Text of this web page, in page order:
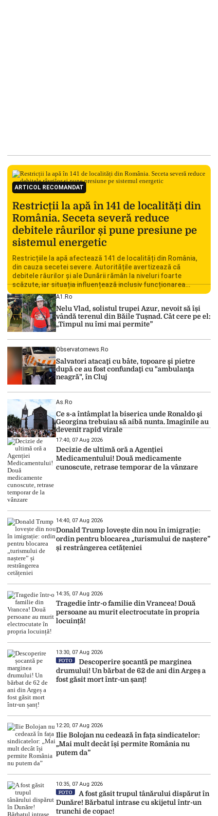
ARTICOL RECOMANDAT
Restricții la apă în 141 de localități din
România. Seceta severă reduce
debitele râurilor și pune presiune pe
sistemul energetic
Restricțiile la apă afectează 141 de localități din România,
din cauza secetei severe. Autoritățile avertizează că
debitele râurilor și ale Dunării rămân la niveluri foarte
scăzute, iar situația influențează inclusiv funcționarea
Centralei Nucleare de la Cernavodă. România se confruntă
cu una dintre cele mai dificile perioade din punct de vedere
hidrologic din ultimii ani. Lipsa […]
A1.ro
Nelu Vlad, solistul trupei Azur, nevoit să își
vândă terenul din Băile Tușnad. Cât cere pe el:
„Timpul nu îmi mai permite”
Observatornews.ro
Salvatori atacaţi cu bâte, topoare şi pietre
după ce au fost confundaţi cu "ambulanţa
neagră", în Cluj
As.ro
Ce s-a întâmplat la biserica unde Ronaldo şi
Georgina trebuiau să aibă nunta. Imaginile au
devenit rapid virale
17:40, 07 Aug 2026
Decizie de ultimă oră a Agenției
Medicamentului! Două medicamente
cunoscute, retrase temporar de la vânzare
14:40, 07 Aug 2026
Donald Trump lovește din nou în imigrație:
ordin pentru blocarea „turismului de naștere”
și restrângerea cetățeniei
14:35, 07 Aug 2026
Tragedie într-o familie din Vrancea! Două
persoane au murit electrocutate în propria
locuință!
13:30, 07 Aug 2026
FOTO
Descoperire șocantă pe marginea
drumului! Un bărbat de 62 de ani din Argeș a
fost găsit mort într-un șanț!
12:20, 07 Aug 2026
Ilie Bolojan nu cedează în fața sindicatelor:
„Mai mult decât își permite România nu
putem da”
10:35, 07 Aug 2026
FOTO
A fost găsit trupul tânărului dispărut în
Dunăre! Bărbatul intrase cu skijetul într-un
trunchi de copac!